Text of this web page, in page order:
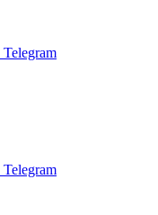
Telegram
Telegram